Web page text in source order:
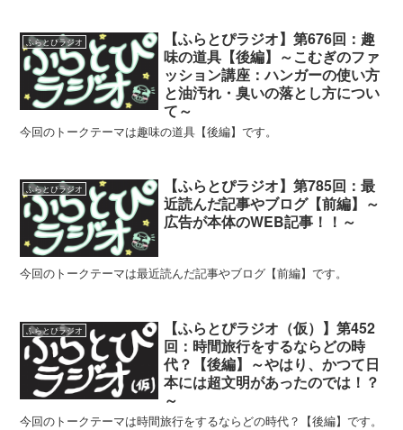
ふらとぴラジオ
【ふらとぴラジオ】第676回：趣
味の道具【後編】～こむぎのファ
ッション講座：ハンガーの使い方
と油汚れ・臭いの落とし方につい
て～
今回のトークテーマは趣味の道具【後編】です。
ふらとぴラジオ
【ふらとぴラジオ】第785回：最
近読んだ記事やブログ【前編】～
広告が本体のWEB記事！！～
今回のトークテーマは最近読んだ記事やブログ【前編】です。
ふらとぴラジオ
【ふらとぴラジオ（仮）】第452
回：時間旅行をするならどの時
代？【後編】～やはり、かつて日
本には超文明があったのでは！？
～
今回のトークテーマは時間旅行をするならどの時代？【後編】です。